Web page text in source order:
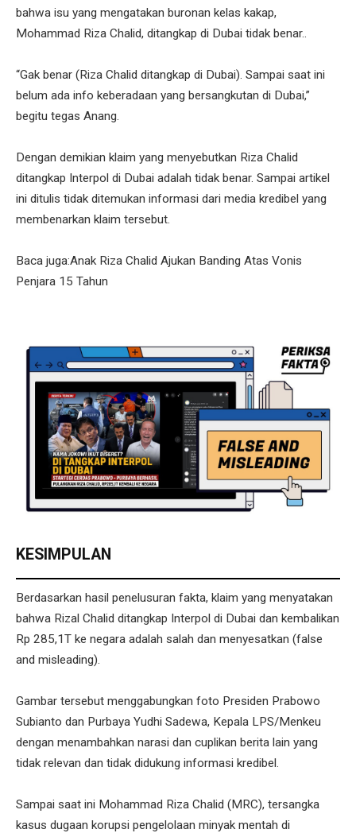
bahwa isu yang mengatakan buronan kelas kakap,
Mohammad Riza Chalid, ditangkap di Dubai tidak benar..
“Gak benar (Riza Chalid ditangkap di Dubai). Sampai saat ini
belum ada info keberadaan yang bersangkutan di Dubai,”
begitu tegas Anang.
Dengan demikian klaim yang menyebutkan Riza Chalid
ditangkap Interpol di Dubai adalah tidak benar. Sampai artikel
ini ditulis tidak ditemukan informasi dari media kredibel yang
membenarkan klaim tersebut.
Baca juga:Anak Riza Chalid Ajukan Banding Atas Vonis
Penjara 15 Tahun
KESIMPULAN
Berdasarkan hasil penelusuran fakta, klaim yang menyatakan
bahwa Rizal Chalid ditangkap Interpol di Dubai dan kembalikan
Rp 285,1T ke negara adalah salah dan menyesatkan (false
and misleading).
Gambar tersebut menggabungkan foto Presiden Prabowo
Subianto dan Purbaya Yudhi Sadewa, Kepala LPS/Menkeu
dengan menambahkan narasi dan cuplikan berita lain yang
tidak relevan dan tidak didukung informasi kredibel.
Sampai saat ini Mohammad Riza Chalid (MRC), tersangka
kasus dugaan korupsi pengelolaan minyak mentah di